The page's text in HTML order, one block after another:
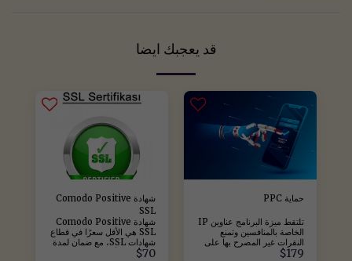
قد يعجبك ايضا
حماية PPC
تلتقط ميزة البرنامج عناوين IP
الخاصة بالمنافسين وتمنع
النقرات غير المصرح بها على
إعلاناتك. هذا المنتج مشمول
$179
شهادة Comodo Positive
SSL
شهادة Comodo Positive
SSL هي الأقل سعرًا في قطاع
شهادات SSL، مع ضمان لمدة
3 سنوات. تأتي هذه الشهادة
$70